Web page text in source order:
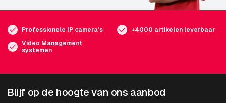
Professionele IP camera's
+4000 artikelen leverbaar
Video Management
systemen
Blijf op de hoogte van ons aanbod